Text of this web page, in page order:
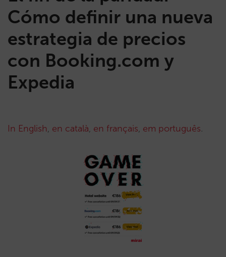
Cómo definir una nueva
estrategia de precios
con Booking.com y
Expedia
In English, en català, en français, em português.